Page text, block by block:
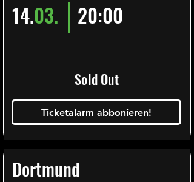
14.03. 20:00
Sold Out
Ticketalarm abbonieren!
Dortmund